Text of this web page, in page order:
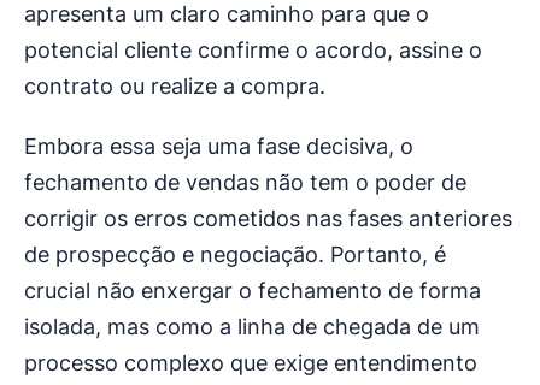
apresenta um claro caminho para que o
potencial cliente confirme o acordo, assine o
contrato ou realize a compra.
Embora essa seja uma fase decisiva, o
fechamento de vendas não tem o poder de
corrigir os erros cometidos nas fases anteriores
de prospecção e negociação. Portanto, é
crucial não enxergar o fechamento de forma
isolada, mas como a linha de chegada de um
processo complexo que exige entendimento